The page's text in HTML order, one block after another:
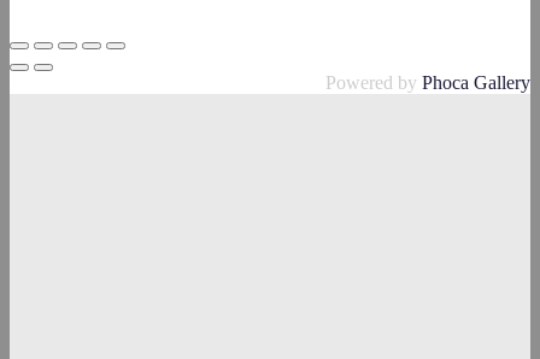
Powered by Phoca Gallery